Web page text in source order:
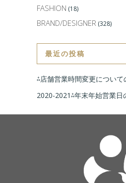
FASHION (18)
BRAND/DESIGNER (328)
最近の投稿
⁂店舗営業時間変更について
2020-2021⁂年末年始営業日